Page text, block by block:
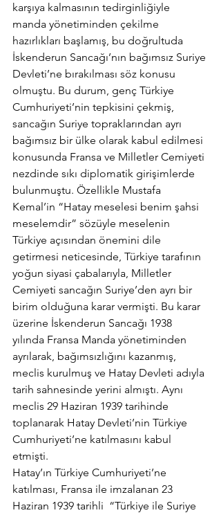
karşıya kalmasının tedirginliğiyle
manda yönetiminden çekilme
hazırlıkları başlamış, bu doğrultuda
İskenderun Sancağı’nın bağımsız Suriye
Devleti’ne bırakılması söz konusu
olmuştu. Bu durum, genç Türkiye
Cumhuriyeti’nin tepkisini çekmiş,
sancağın Suriye topraklarından ayrı
bağımsız bir ülke olarak kabul edilmesi
konusunda Fransa ve Milletler Cemiyeti
nezdinde sıkı diplomatik girişimlerde
bulunmuştu. Özellikle Mustafa
Kemal’in “Hatay meselesi benim şahsi
meselemdir” sözüyle meselenin
Türkiye açısından önemini dile
getirmesi neticesinde, Türkiye tarafının
yoğun siyasi çabalarıyla, Milletler
Cemiyeti sancağın Suriye’den ayrı bir
birim olduğuna karar vermişti. Bu karar
üzerine İskenderun Sancağı 1938
yılında Fransa Manda yönetiminden
ayrılarak, bağımsızlığını kazanmış,
meclis kurulmuş ve Hatay Devleti adıyla
tarih sahnesinde yerini almıştı. Aynı
meclis 29 Haziran 1939 tarihinde
toplanarak Hatay Devleti’nin Türkiye
Cumhuriyeti’ne katılmasını kabul
etmişti.
Hatay’ın Türkiye Cumhuriyeti’ne
katılması, Fransa ile imzalanan 23
Haziran 1939 tarihli “Türkiye ile Suriye